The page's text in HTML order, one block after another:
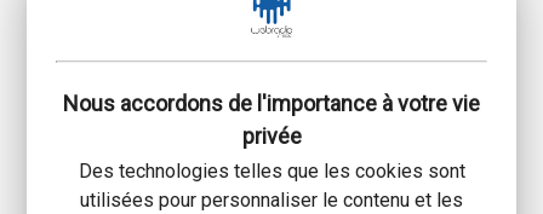
Nous accordons de l'importance à votre vie
privée
Des technologies telles que les cookies sont
utilisées pour personnaliser le contenu et les